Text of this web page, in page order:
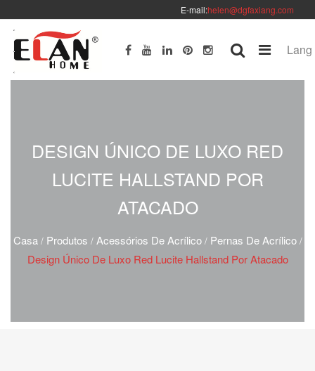
E-mail:helen@dgfaxiang.com
Lang
DESIGN ÚNICO DE LUXO RED
LUCITE HALLSTAND POR
ATACADO
Casa/ Produtos / Acessórios De Acrílico/ Pernas De Acrílico/
Design Único De Luxo Red Lucite Hallstand Por Atacado